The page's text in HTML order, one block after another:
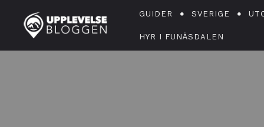
GUIDER SVERIGE
HYR I FUNÄSDALEN